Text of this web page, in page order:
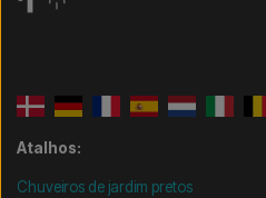
Atalhos:
Chuveiros de jardim pretos